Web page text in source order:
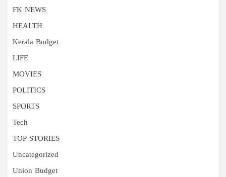
FK NEWS
HEALTH
Kerala Budget
LIFE
MOVIES
POLITICS
SPORTS
Tech
TOP STORIES
Uncategorized
Union Budget